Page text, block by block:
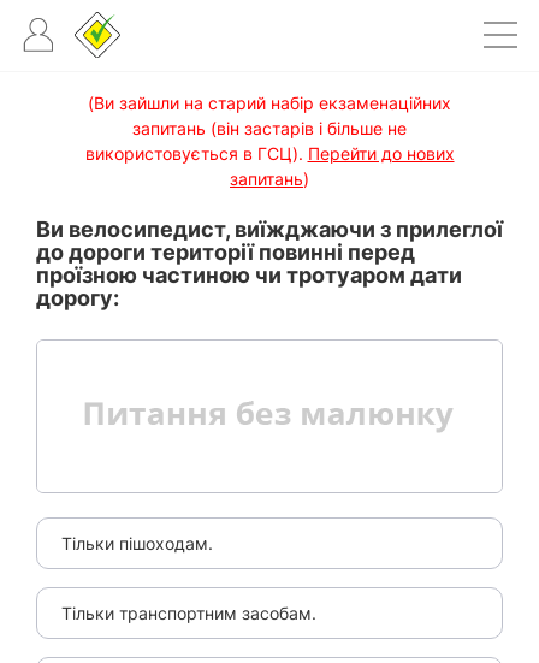
(Ви зайшли на старий набір екзаменаційних
запитань (він застарів і більше не
використовується в ГСЦ). Перейти до нових
запитань)
Ви велосипедист, виїжджаючи з прилеглої
до дороги території повинні перед
проїзною частиною чи тротуаром дати
дорогу:
Тільки пішоходам.
Тільки транспортним засобам.